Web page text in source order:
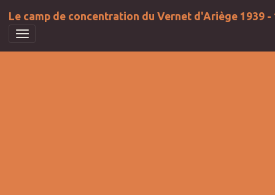
Le camp de concentration du Vernet d'Ariège 1939 -